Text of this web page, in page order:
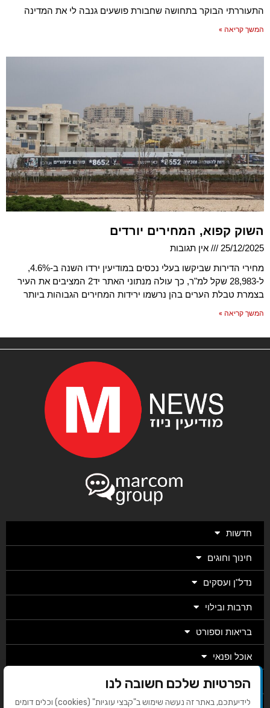
התעוררתי הבוקר בתחושה שחבורת פושעים גנבה לי את המדינה
המשך קריאה »
השוק קפוא, המחירים יורדים
25/12/2025
אין תגובות
מחירי הדירות שביקשו בעלי נכסים במודיעין ירדו השנה ב-4.6%,
ל-28,983 שקל למ"ר, כך עולה מנתוני האתר יד2 המציבים את העיר
בצמרת טבלת הערים בהן נרשמו ירידות המחירים הגבוהות ביותר
המשך קריאה »
חדשות
חינוך וחוגים
נדל"ן ועסקים
תרבות ובילוי
בריאות וספורט
אוכל ופנאי
מגזין
מערכת
הפרטיות שלכם חשובה לנו
לידיעתכם, באתר זה נעשה שימוש ב"קבצי עוגיות" (cookies) וכלים דומים